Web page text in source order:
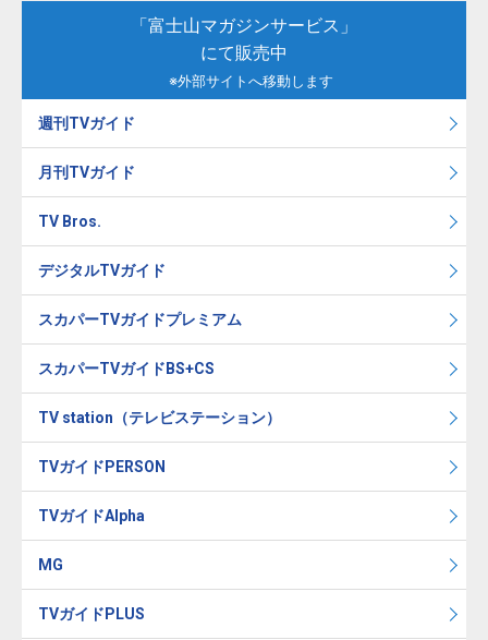
「富士山マガジンサービス」
にて販売中
※外部サイトへ移動します
週刊TVガイド
月刊TVガイド
TV Bros.
デジタルTVガイド
スカパーTVガイドプレミアム
スカパーTVガイドBS+CS
TV station（テレビステーション）
TVガイドPERSON
TVガイドAlpha
MG
TVガイドPLUS